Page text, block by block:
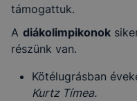
támogattuk.
A diákolimpikonok
részünk van.
Kötélugrásban
Kurtz Tímea.